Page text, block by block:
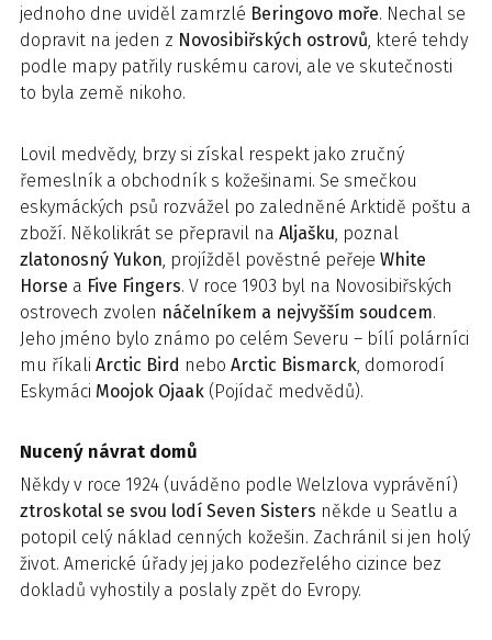
jednoho dne uviděl zamrzlé Beringovo moře. Nechal se
dopravit na jeden z Novosibiřských ostrovů, které tehdy
podle mapy patřily ruskému carovi, ale ve skutečnosti
to byla země nikoho.
Lovil medvědy, brzy si získal respekt jako zručný
řemeslník a obchodník s kožešinami. Se smečkou
eskymáckých psů rozvážel po zaledněné Arktidě poštu a
zboží. Několikrát se přepravil na Aljašku, poznal
zlatonosný Yukon, projížděl pověstné peřeje White
Horse a Five Fingers. V roce 1903 byl na Novosibiřských
ostrovech zvolen náčelníkem a nejvyšším soudcem.
Jeho jméno bylo známo po celém Severu – bílí polárníci
mu říkali Arctic Bird nebo Arctic Bismarck, domorodí
Eskymáci Moojok Ojaak (Pojídač medvědů).
Nucený návrat domů
Někdy v roce 1924 (uváděno podle Welzlova vyprávění)
ztroskotal se svou lodí Seven Sisters někde u Seatlu a
potopil celý náklad cenných kožešin. Zachránil si jen holý
život. Americké úřady jej jako podezřelého cizince bez
dokladů vyhostily a poslaly zpět do Evropy.